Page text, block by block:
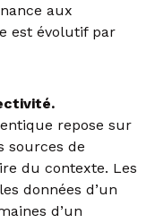
aux
est évolutif par
repose sur
sources de
du contexte. Les
données d’un
d’un